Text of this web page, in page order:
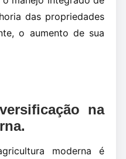
das propriedades
o aumento de sua
na
moderna é